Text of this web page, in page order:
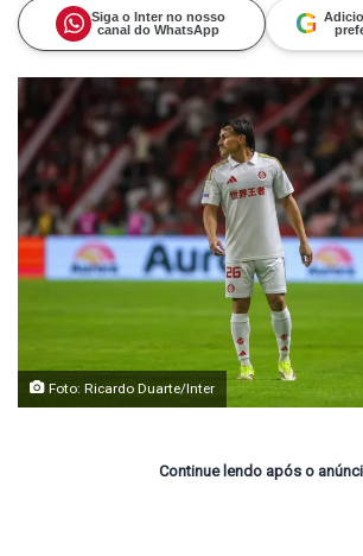
Siga o Inter no nosso
canal do WhatsApp
G
Foto: Ricardo Duarte/Inter
Continue lendo após o